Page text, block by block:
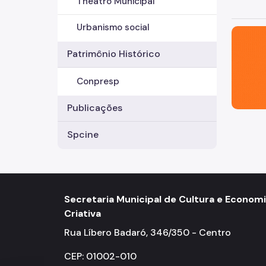
Urbanismo social
Patrimônio Histórico
Conpresp
Publicações
Spcine
São
Secretaria Municipal de Cultura e
Criativa
Rua Líbero Badaró, 346/350 - Centro
CEP: 01002-010